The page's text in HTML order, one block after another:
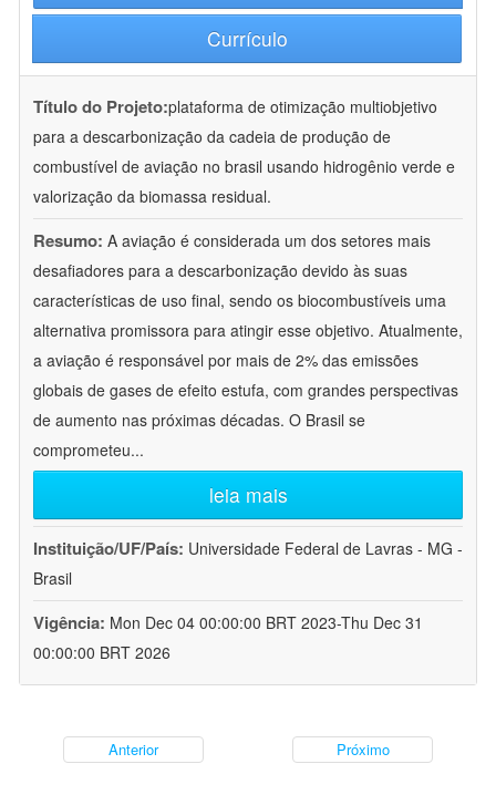
Currículo
Título do Projeto:plataforma de otimização multiobjetivo
para a descarbonização da cadeia de produção de
combustível de aviação no brasil usando hidrogênio verde e
valorização da biomassa residual.
Resumo: A aviação é considerada um dos setores mais
desafiadores para a descarbonização devido às suas
características de uso final, sendo os biocombustíveis uma
alternativa promissora para atingir esse objetivo. Atualmente,
a aviação é responsável por mais de 2% das emissões
globais de gases de efeito estufa, com grandes perspectivas
de aumento nas próximas décadas. O Brasil se
comprometeu...
leia mais
Instituição/UF/País: Universidade Federal de Lavras - MG -
Brasil
Vigência: Mon Dec 04 00:00:00 BRT 2023-Thu Dec 31
00:00:00 BRT 2026
Anterior Próximo